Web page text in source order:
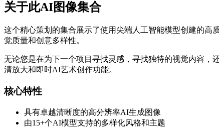
关于此AI图像集合
这个精心策划的集合展示了使用尖端人工智能模型创建的高
觉质量和创意多样性。
无论您是在为下一个项目寻找灵感，寻找独特的视觉内容
清放大和即时AI艺术创作功能。
核心特性
具有卓越清晰度的高分辨率AI生成图像
由15+个AI模型支持的多样化风格和主题